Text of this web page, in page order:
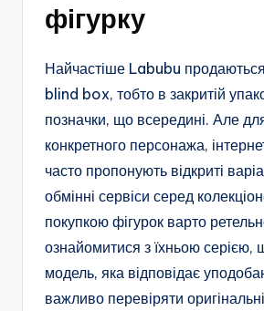
фігурку
Найчастіше Labubu
blind box, тобто в закритій
позначки, що всередині. Але
конкретного персонажа,
часто пропонують відкриті
обмінні сервіси серед
покупкою фігурок варто
ознайомитися з їхньою серією,
модель, яка відповідає
важливо перевіряти